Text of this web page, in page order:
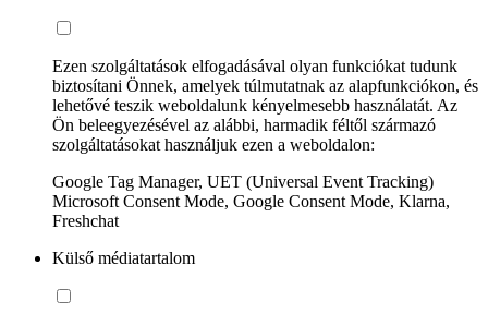
Ezen szolgáltatások elfogadásával olyan funkciókat tudunk
biztosítani Önnek, amelyek túlmutatnak az alapfunkciókon, és
lehetővé teszik weboldalunk kényelmesebb használatát. Az
Ön beleegyezésével az alábbi, harmadik féltől származó
szolgáltatásokat használjuk ezen a weboldalon:
Google Tag Manager, UET (Universal Event Tracking)
Microsoft Consent Mode, Google Consent Mode, Klarna,
Freshchat
Külső médiatartalom